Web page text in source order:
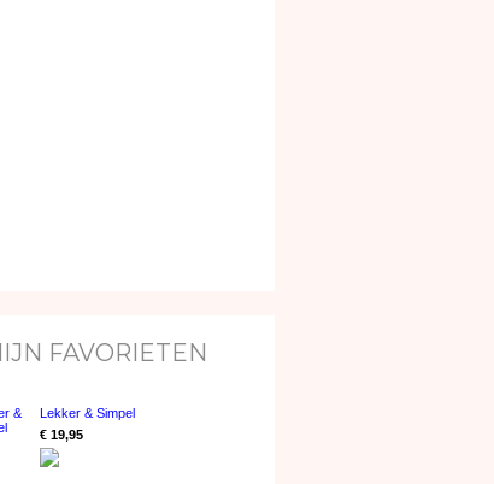
FAVORIETEN
Lekker & Simpel
€ 19,95